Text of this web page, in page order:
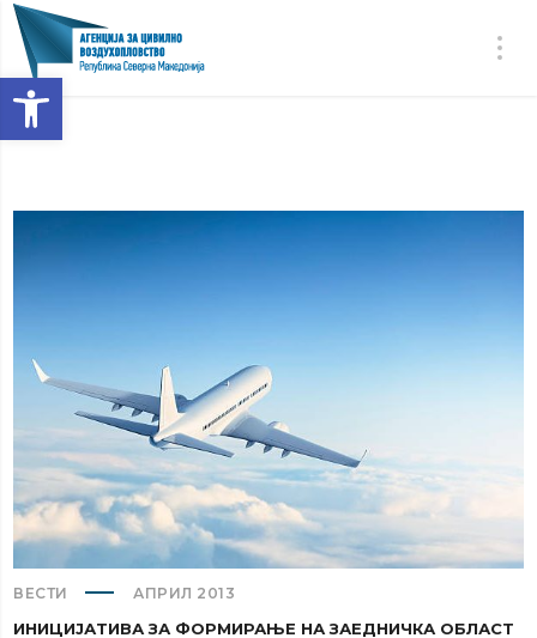
Open toolbar
ВЕСТИ АПРИЛ 2013
ИНИЦИЈАТИВА ЗА ФОРМИРАЊЕ НА ЗАЕДНИЧКА ОБЛАСТ